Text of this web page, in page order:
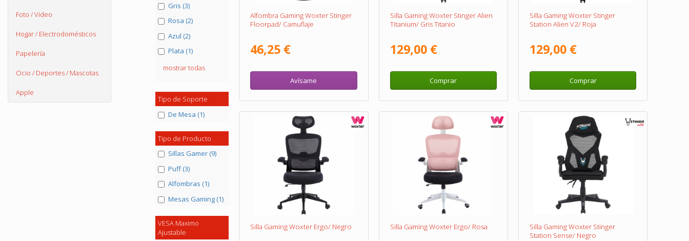
Foto / Video
Hogar / Electrodomésticos
Papelería
Ocio / Deportes / Mascotas
Apple
Gris (3)
Rosa (2)
Azul (2)
Plata (1)
mostrar todas
Tipo de Soporte
De Mesa (1)
Tipo de Producto
Sillas Gamer (9)
Puff (3)
Alfombras (1)
Mesas Gaming (1)
VESA Maximo
Ajustable
Alfombra Gaming Woxter Stinger
Floorpad/ Camuflaje
46,25 €
Avísame
Silla Gaming Woxter Stinger Alien
Titanium/ Gris Titanio
129,00 €
Comprar
Silla Gaming Woxter Stinger
Station Alien V2/ Roja
129,00 €
Comprar
Silla Gaming Woxter Ergo/ Negro Silla Gaming Woxter Ergo/ Rosa
Silla Gaming Woxter Stinger
Station Sense/ Negro